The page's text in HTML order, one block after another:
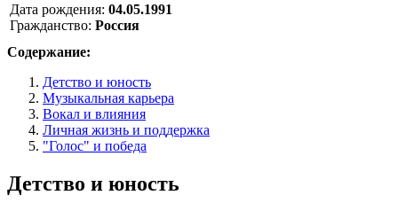
Дата рождения: 04.05.1991
Гражданство: Россия
Содержание:
Детство и юность
Музыкальная карьера
Вокал и влияния
Личная жизнь и поддержка
"Голос" и победа
Детство и юность